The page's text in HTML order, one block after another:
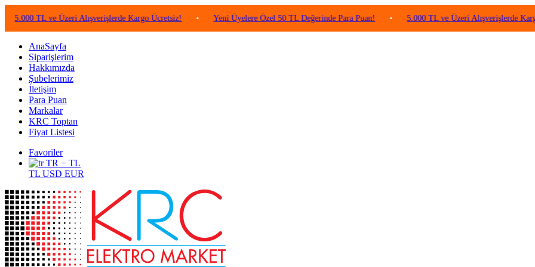
TL ve Üzeri Alışverişlerde Kargo Ücretsiz! • Yeni Üyelere Özel 50 TL Değerinde Para Puan! • 5.000 TL ve Üzeri Alışverişlerde Kargo
AnaSayfa
Siparişlerim
Hakkımızda
Şubelerimiz
İletişim
Para Puan
Markalar
KRC Toptan
Fiyat Listesi
Favoriler
TR − TL
TL USD EUR